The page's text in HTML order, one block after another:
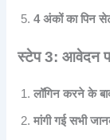
4 अंकों का पिन
स्टेप 3: आवेदन
लॉगिन करने के
मांगी गई सभी